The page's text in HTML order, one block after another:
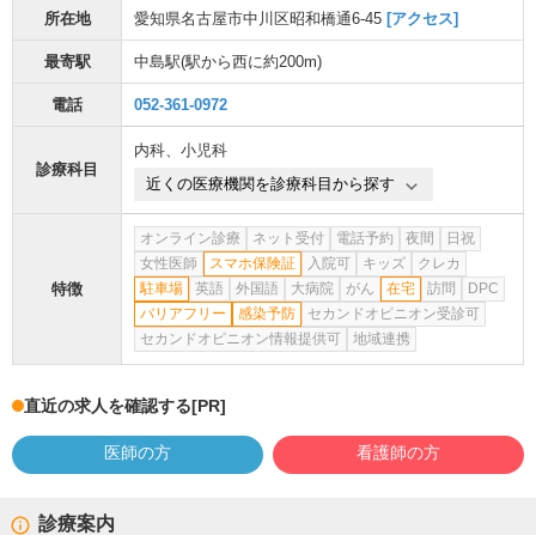
所在地 愛知県名古屋市中川区昭和橋通6-45 [アクセス]
最寄駅 中島駅(駅から西に約200m)
電話 052-361-0972
診療科目
内科、 小児科
近くの医療機関を診療科目から探す
特徴
オンライン診療 ネット受付 電話予約 夜間
日祝
女性医師
スマホ保険証 入院可 キッズ
クレカ
駐車場
英語 外国語 大病院 がん 在宅 訪問
DPC
バリアフリー
感染予防
セカンドオピニオン受診可
セカンドオピニオン情報提供可
地域連携
直近の求人を確認する[PR]
医師の方 看護師の方
診療案内